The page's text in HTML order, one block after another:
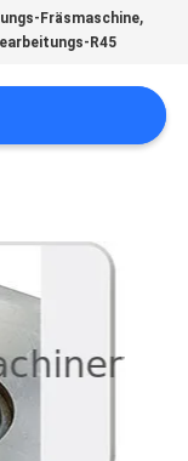
Fräsmaschine,
R45